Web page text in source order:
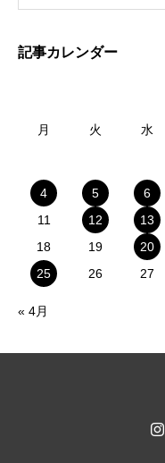
記事カレンダー
月 火 水
4
5 6
11
12 13
18
19 20
25
26 27
« 4月